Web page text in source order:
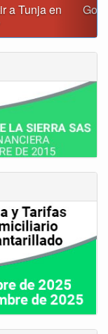
120 proyectos
millones